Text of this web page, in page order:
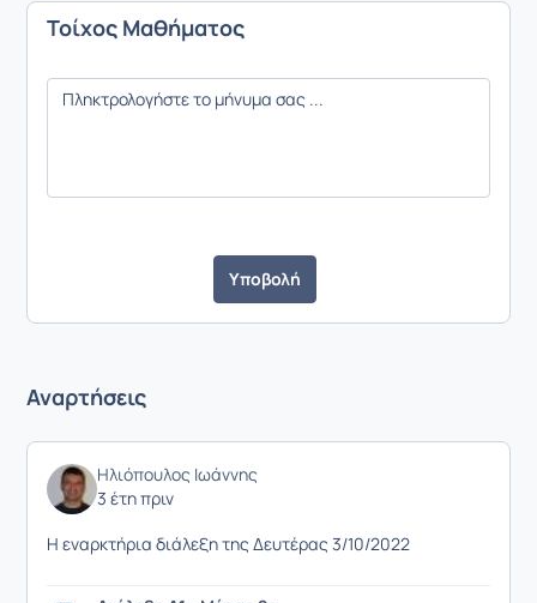
Τοίχος Μαθήματος
Υποβολή
Αναρτήσεις
Ηλιόπουλος Ιωάννης
3 έτη πριν
Η εναρκτήρια διάλεξη της Δευτέρας 3/10/2022